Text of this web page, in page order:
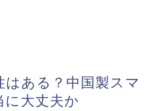
はある？中国製スマ
に大丈夫か